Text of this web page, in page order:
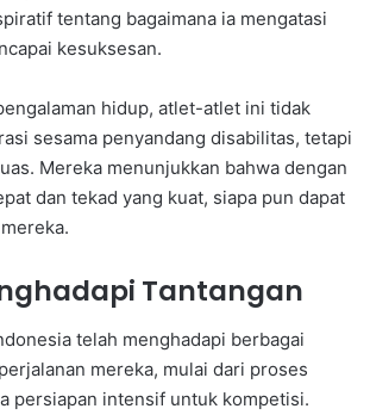
tentang bagaimana ia mengatasi
kesuksesan.
hidup, atlet-atlet ini tidak
sesama penyandang disabilitas, tetapi
Mereka menunjukkan bahwa dengan
dan tekad yang kuat, siapa pun dapat
Tantangan
telah menghadapi berbagai
mereka, mulai dari proses
persiapan intensif untuk kompetisi.